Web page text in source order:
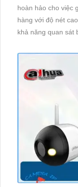
hoàn hảo cho việc
hàng với độ nét cao lên
khả năng quan sát
yếu. Với công nghệ IP Wifi tiên tiến, chất lượng hình ảnh
không bị giảm, kết